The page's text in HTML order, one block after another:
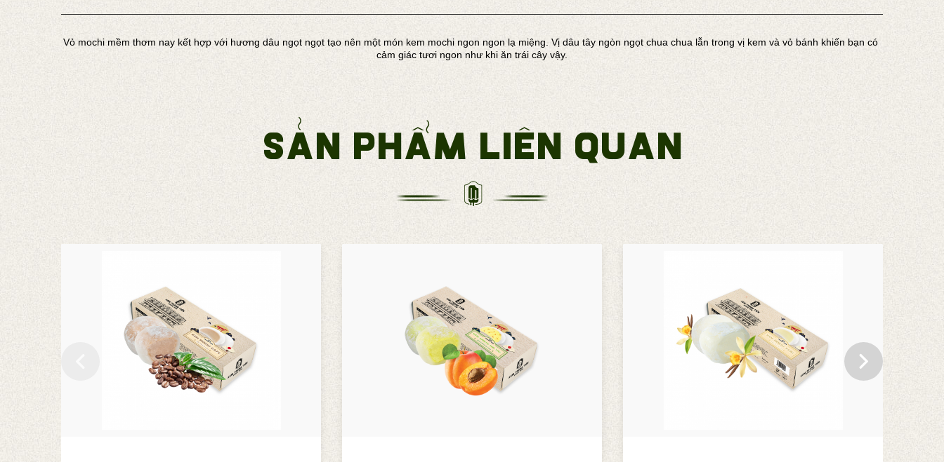
Vỏ mochi mềm thơm nay kết hợp với hương dâu ngọt ngọt tạo nên một món kem mochi ngon ngon lạ miệng. Vị dâu tây ngòn ngọt chua chua lẫn trong vị kem và vỏ bánh khiến bạn có
cảm giác tươi ngon như khi ăn trái cây vậy.
Sản phẩm liên quan